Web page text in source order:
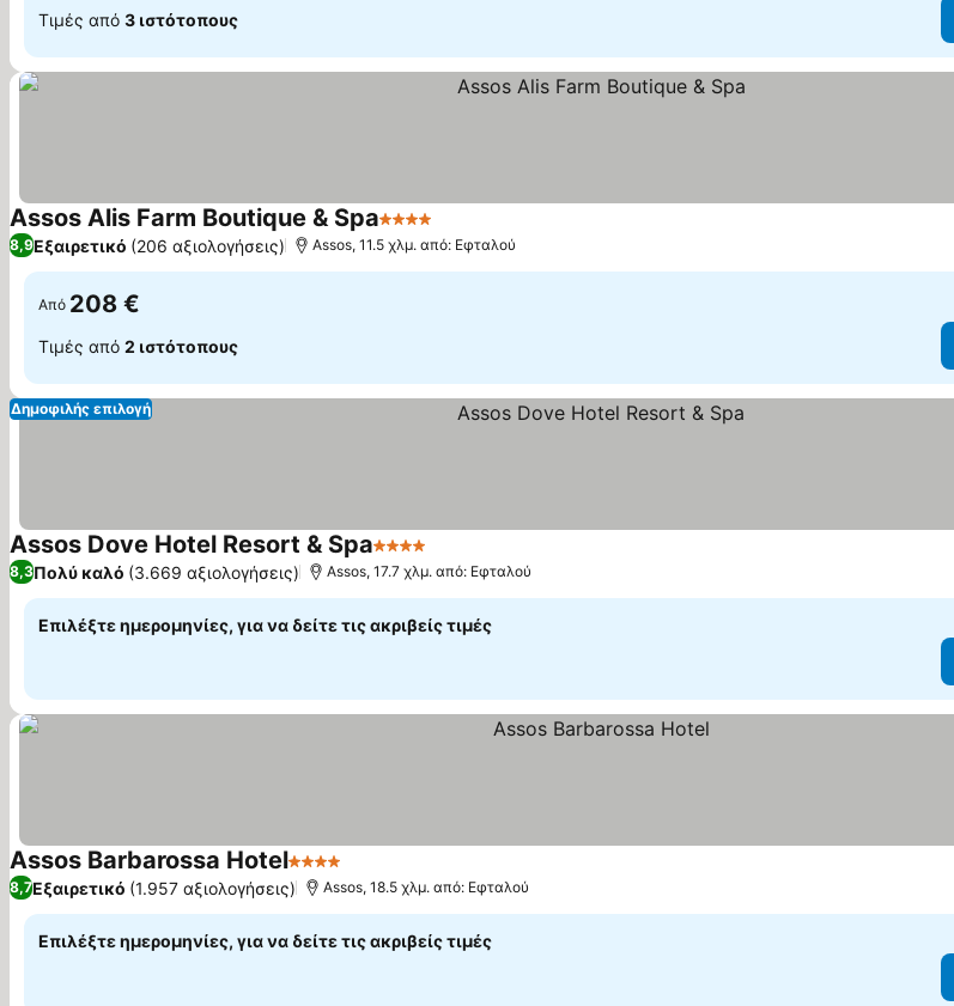
Τιμές από 3 ιστότοπους
Assos Alis Farm Boutique & Spa4 Αστέρια
8,9Εξαιρετικό (206 αξιολογήσεις) Assos, 11.5 χλμ. από: Εφταλού
Από 208 €
Τιμές από 2 ιστότοπους
Δημοφιλής επιλογή
Assos Dove Hotel Resort & Spa4 Αστέρια
8,3Πολύ καλό (3.669 αξιολογήσεις) Assos, 17.7 χλμ. από: Εφταλού
Επιλέξτε ημερομηνίες, για να δείτε τις ακριβείς τιμές
Assos Barbarossa Hotel4 Αστέρια
8,7Εξαιρετικό (1.957 αξιολογήσεις) Assos, 18.5 χλμ. από: Εφταλού
Επιλέξτε ημερομηνίες, για να δείτε τις ακριβείς τιμές